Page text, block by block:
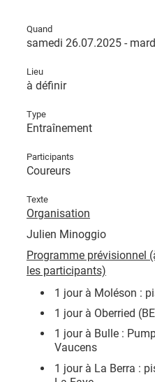
Quand
samedi 26.07.2025 -
Lieu
à définir
Type
Entraînement
Participants
Coureurs
Texte
Organisation
Julien Minoggio
Programme prévisionnel
les participants)
1 jour à Moléson :
1 jour à Oberried
1 jour à Bulle :
Vaucens
1 jour à La Berra :